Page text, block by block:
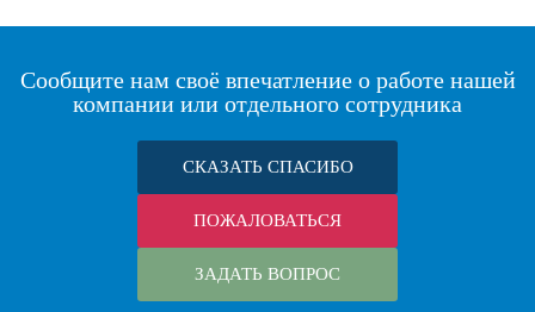
Сообщите нам своё впечатление о работе нашей
компании или отдельного сотрудника
СКАЗАТЬ СПАСИБО
ПОЖАЛОВАТЬСЯ
ЗАДАТЬ ВОПРОС